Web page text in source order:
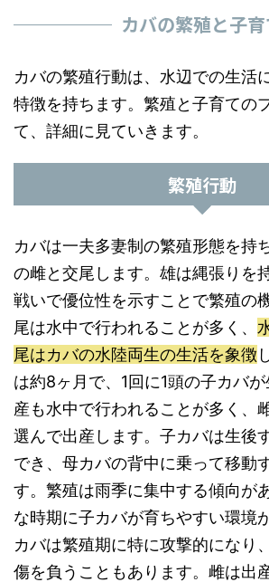
カバの繁殖と子育
カバの繁殖行動は、水辺での生活
特徴を持ちます。繁殖と子育ての
て、詳細に見ていきます。
繁殖行動
カバは一夫多妻制の繁殖形態を持
の雌と交尾します。雄は縄張りを
戦いで優位性を示すことで繁殖の
尾は水中で行われることが多く、
尾はカバの水陸両生の生活を象徴
は約8ヶ月で、1回に1頭の子カバ
産も水中で行われることが多く、
選んで出産します。子カバは生後
でき、母カバの背中に乗って移動
す。繁殖は雨季に集中する傾向が
な時期に子カバが育ちやすい環境
カバは繁殖期に特に攻撃的になり
傷を負うこともあります。雌は出